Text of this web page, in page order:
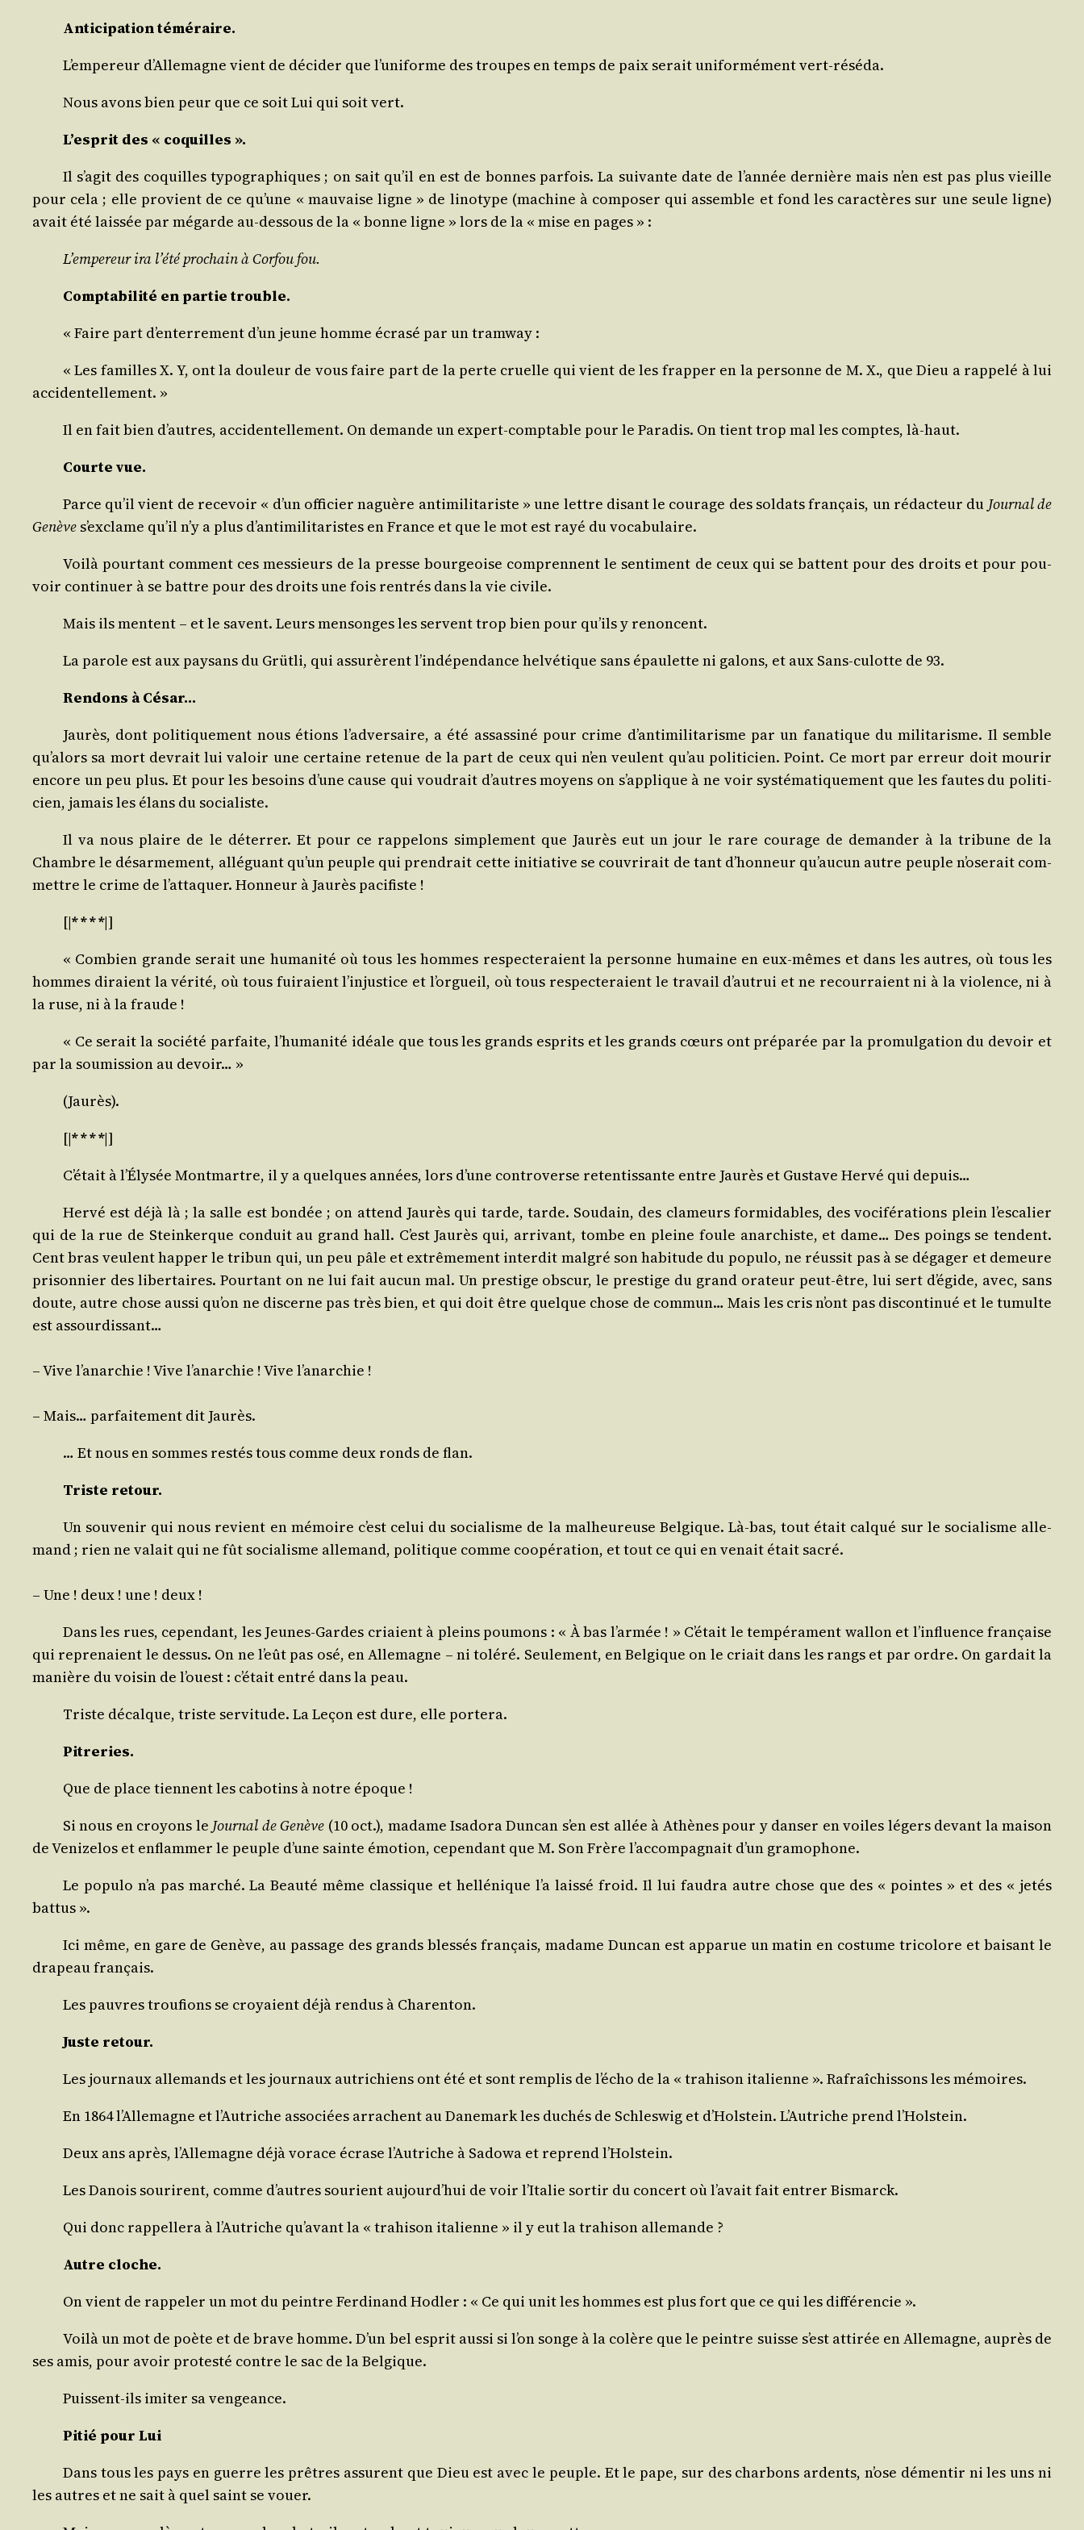
Anti­ci­pa­tion téméraire.
L’empereur d’Allemagne vient de déci­der que l’uniforme des troupes en temps de paix serait uni­for­mé­ment vert-réséda.
Nous avons bien peur que ce soit Lui qui soit vert.
L’esprit des « coquilles ».
Il s’agit des coquilles typo­gra­phiques ; on sait qu’il en est de bonnes par­fois. La sui­vante date de l’année der­nière mais n’en est pas plus vieille
pour cela ; elle pro­vient de ce qu’une « mau­vaise ligne » de lino­type (machine à com­po­ser qui assemble et fond les carac­tères sur une seule ligne)
avait été lais­sée par mégarde au-des­sous de la « bonne ligne » lors de la « mise en pages » :
L’empereur ira l’été pro­chain à Cor­fou fou.
Comp­ta­bi­li­té en par­tie trouble.
« Faire part d’enterrement d’un jeune homme écra­sé par un tramway :
« Les familles X. Y, ont la dou­leur de vous faire part de la perte cruelle qui vient de les frap­per en la per­sonne de M. X., que Dieu a rap­pe­lé à lui
accidentellement. »
Il en fait bien d’autres, acci­den­tel­le­ment. On demande un expert-comp­table pour le Para­dis. On tient trop mal les comptes, là-haut.
Courte vue.
Parce qu’il vient de rece­voir « d’un offi­cier naguère anti­mi­li­ta­riste » une lettre disant le cou­rage des sol­dats fran­çais, un rédac­teur du Jour­nal de
Genève s’exclame qu’il n’y a plus d’antimilitaristes en France et que le mot est rayé du vocabulaire.
Voi­là pour­tant com­ment ces mes­sieurs de la presse bour­geoise com­prennent le sen­ti­ment de ceux qui se battent pour des droits et pour pou­
voir conti­nuer à se battre pour des droits une fois ren­trés dans la vie civile.
Mais ils mentent – et le savent. Leurs men­songes les servent trop bien pour qu’ils y renoncent.
La parole est aux pay­sans du Grüt­li, qui assu­rèrent l’indépendance hel­vé­tique sans épau­lette ni galons, et aux Sans-culotte de 93.
Ren­dons à César…
Jau­rès, dont poli­ti­que­ment nous étions l’adversaire, a été assas­si­né pour crime d’antimilitarisme par un fana­tique du mili­ta­risme. Il semble
qu’alors sa mort devrait lui valoir une cer­taine rete­nue de la part de ceux qui n’en veulent qu’au poli­ti­cien. Point. Ce mort par erreur doit mou­rir
encore un peu plus. Et pour les besoins d’une cause qui vou­drait d’autres moyens on s’applique à ne voir sys­té­ma­ti­que­ment que les fautes du poli­ti­
cien, jamais les élans du socialiste.
Il va nous plaire de le déter­rer. Et pour ce rap­pe­lons sim­ple­ment que Jau­rès eut un jour le rare cou­rage de deman­der à la tri­bune de la
Chambre le désar­me­ment, allé­guant qu’un peuple qui pren­drait cette ini­tia­tive se cou­vri­rait de tant d’honneur qu’aucun autre peuple n’oserait com­
mettre le crime de l’attaquer. Hon­neur à Jau­rès pacifiste !
[|* * * *|]
« Com­bien grande serait une huma­ni­té où tous les hommes res­pec­te­raient la per­sonne humaine en eux-mêmes et dans les autres, où tous les
hommes diraient la véri­té, où tous fui­raient l’injustice et l’orgueil, où tous res­pec­te­raient le tra­vail d’autrui et ne recour­raient ni à la vio­lence, ni à
la ruse, ni à la fraude !
« Ce serait la socié­té par­faite, l’humanité idéale que tous les grands esprits et les grands cœurs ont pré­pa­rée par la pro­mul­ga­tion du devoir et
par la sou­mis­sion au devoir… »
(Jau­rès).
[|* * * *|]
C’était à l’Élysée Mont­martre, il y a quelques années, lors d’une contro­verse reten­tis­sante entre Jau­rès et Gus­tave Her­vé qui depuis…
Her­vé est déjà là ; la salle est bon­dée ; on attend Jau­rès qui tarde, tarde. Sou­dain, des cla­meurs for­mi­dables, des voci­fé­ra­tions plein l’escalier
qui de la rue de Stein­kerque conduit au grand hall. C’est Jau­rès qui, arri­vant, tombe en pleine foule anar­chiste, et dame… Des poings se tendent.
Cent bras veulent hap­per le tri­bun qui, un peu pâle et extrê­me­ment inter­dit mal­gré son habi­tude du popu­lo, ne réus­sit pas à se déga­ger et demeure
pri­son­nier des liber­taires. Pour­tant on ne lui fait aucun mal. Un pres­tige obs­cur, le pres­tige du grand ora­teur peut-être, lui sert d’égide, avec, sans
doute, autre chose aus­si qu’on ne dis­cerne pas très bien, et qui doit être quelque chose de com­mun… Mais les cris n’ont pas dis­con­ti­nué et le tumulte
est assourdissant…
– Vive l’anarchie ! Vive l’anarchie ! Vive l’anarchie !
– Mais… par­fai­te­ment dit Jaurès.
… Et nous en sommes res­tés tous comme deux ronds de flan.
Triste retour.
Un sou­ve­nir qui nous revient en mémoire c’est celui du socia­lisme de la mal­heu­reuse Bel­gique. Là-bas, tout était cal­qué sur le socia­lisme alle­
mand ; rien ne valait qui ne fût socia­lisme alle­mand, poli­tique comme coopé­ra­tion, et tout ce qui en venait était sacré.
– Une ! deux ! une ! deux !
Dans les rues, cepen­dant, les Jeunes-Gardes criaient à pleins pou­mons : « À bas l’armée ! » C’était le tem­pé­ra­ment wal­lon et l’influence fran­çaise
qui repre­naient le des­sus. On ne l’eût pas osé, en Alle­magne – ni tolé­ré. Seule­ment, en Bel­gique on le criait dans les rangs et par ordre. On gar­dait la
manière du voi­sin de l’ouest : c’était entré dans la peau.
Triste décalque, triste ser­vi­tude. La Leçon est dure, elle portera.
Pitre­ries.
Que de place tiennent les cabo­tins à notre époque !
Si nous en croyons le Jour­nal de Genève (10 oct.), madame Isa­do­ra Dun­can s’en est allée à Athènes pour y dan­ser en voiles légers devant la mai­son
de Veni­ze­los et enflam­mer le peuple d’une sainte émo­tion, cepen­dant que M. Son Frère l’accompagnait d’un gramophone.
Le popu­lo n’a pas mar­ché. La Beau­té même clas­sique et hel­lé­nique l’a lais­sé froid. Il lui fau­dra autre chose que des « pointes » et des « jetés
battus ».
Ici même, en gare de Genève, au pas­sage des grands bles­sés fran­çais, madame Dun­can est appa­rue un matin en cos­tume tri­co­lore et bai­sant le
dra­peau français.
Les pauvres trou­fions se croyaient déjà ren­dus à Charenton.
Juste retour.
Les jour­naux alle­mands et les jour­naux autri­chiens ont été et sont rem­plis de l’écho de la « tra­hi­son ita­lienne ». Rafraî­chis­sons les mémoires.
En 1864 l’Allemagne et l’Autriche asso­ciées arrachent au Dane­mark les duchés de Schles­wig et d’Holstein. L’Autriche prend l’Holstein.
Deux ans après, l’Allemagne déjà vorace écrase l’Autriche à Sado­wa et reprend l’Holstein.
Les Danois sou­rirent, comme d’autres sou­rient aujourd’hui de voir l’Italie sor­tir du concert où l’avait fait entrer Bismarck.
Qui donc rap­pel­le­ra à l’Autriche qu’avant la « tra­hi­son ita­lienne » il y eut la tra­hi­son allemande ?
Autre cloche.
On vient de rap­pe­ler un mot du peintre Fer­di­nand Hodler : « Ce qui unit les hommes est plus fort que ce qui les différencie ».
Voi­là un mot de poète et de brave homme. D’un bel esprit aus­si si l’on songe à la colère que le peintre suisse s’est atti­rée en Alle­magne, auprès de
ses amis, pour avoir pro­tes­té contre le sac de la Belgique.
Puissent-ils imi­ter sa vengeance.
Pitié pour Lui
Dans tous les pays en guerre les prêtres assurent que Dieu est avec le peuple. Et le pape, sur des char­bons ardents, n’ose démen­tir ni les uns ni
les autres et ne sait à quel saint se vouer.